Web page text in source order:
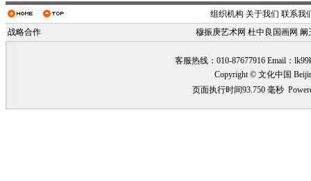
组织机构 关于我们 联系我
战略合作
穆振庚艺术网 杜中良国画网 阚
客服热线：010-87677916 Email：
Copyright © 文化中国
页面执行时间93.750 毫秒